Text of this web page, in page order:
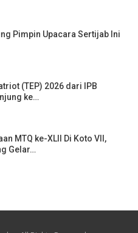
Pimpin Upacara Sertijab Ini
(TEP) 2026 dari IPB
ke…
MTQ ke-XLII Di Koto VII,
Gelar…